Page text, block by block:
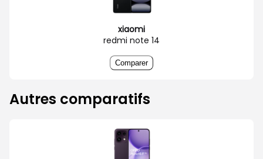
xiaomi
redmi note 14
Comparer
Autres comparatifs